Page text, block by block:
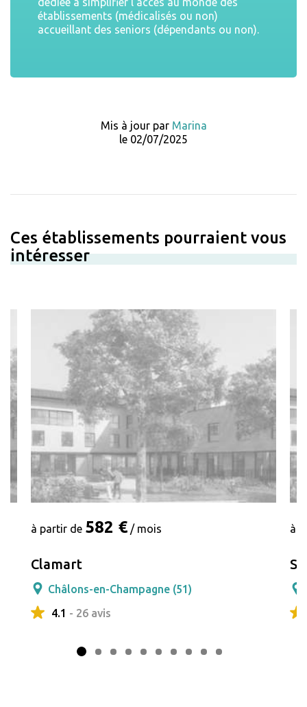
établissements (médicalisés ou non)
accueillant des seniors (dépendants ou non).
Mis à jour par Marina
le 02/07/2025
Ces établissements pourraient vous
intéresser
à partir de 582 € / mois
Clamart
Châlons-en-Champagne (51)
4.1 - 26 avis
à